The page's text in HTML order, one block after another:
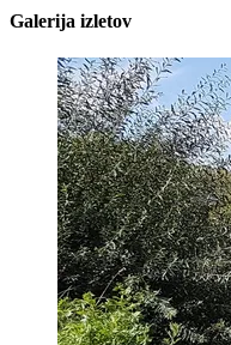
Galerija izletov